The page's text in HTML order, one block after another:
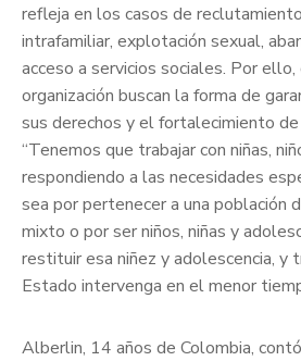
refleja en los casos de
intrafamiliar, explotación sexual,
acceso a servicios sociales. Por ello,
organización buscan la forma de
sus derechos y el fortalecimiento de
“Tenemos que trabajar con niñas,
respondiendo a las necesidades
sea por pertenecer a una población
mixto o por ser niños, niñas y
restituir esa niñez y adolescencia, y
Estado intervenga en el menor
Alberlin, 14 años de Colombia,